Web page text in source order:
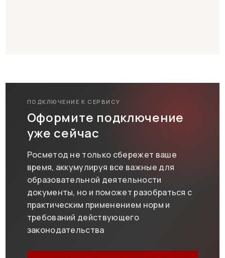
ПОДКЛЮЧЕНИЕ К СЕРВИСУ
Оформите подключение
уже сейчас
Росметод не только сбережет ваше
время, аккумулируя все важные для
образовательной деятельности
документы, но и поможет разобраться с
практическим применением норм и
требований действующего
законодательства